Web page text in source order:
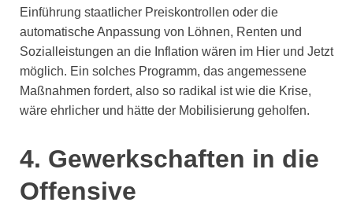
Einführung staatlicher Preiskontrollen oder die
automatische Anpassung von Löhnen, Renten und
Sozialleistungen an die Inflation wären im Hier und Jetzt
möglich. Ein solches Programm, das angemessene
Maßnahmen fordert, also so radikal ist wie die Krise,
wäre ehrlicher und hätte der Mobilisierung geholfen.
4. Gewerkschaften in die
Offensive